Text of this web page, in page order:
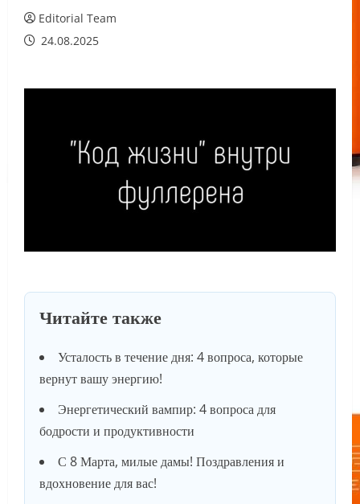
Editorial Team
24.08.2025
Читайте также
Усталость в течение дня: 4 вопроса, которые
вернут вашу энергию!
Энергетический вампир: 4 вопроса для
бодрости и продуктивности
С 8 Марта, милые дамы! Поздравления и
вдохновение для вас!